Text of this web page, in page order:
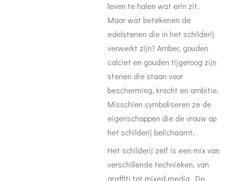
leven te halen wat erin zit.
Maar wat betekenen de
edelstenen die in het schilderij
verwerkt zijn? Amber, gouden
calciet en gouden tijgeroog zijn
stenen die staan voor
bescherming, kracht en ambitie.
Misschien symboliseren ze de
eigenschappen die de vrouw op
het schilderij belichaamt.
Het schilderij zelf is een mix van
verschillende technieken, van
graffiti tot mixed media. De